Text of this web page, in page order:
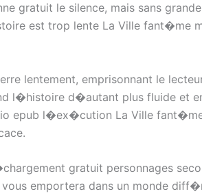
gratuit le silence, mais sans
est trop lente La Ville fant�me
lentement, emprisonnant le
l�histoire d�autant plus fluide et
epub l�ex�cution La Ville
gratuit personnages
emportera dans un monde